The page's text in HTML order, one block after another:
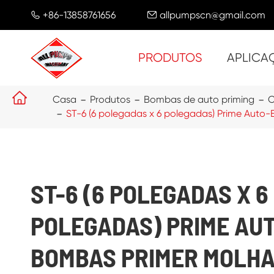
 +86-13858761656  allpumpscn@gmail.com
PRODUTOS
 Casa Produtos Bombas de auto priming
ST-6 (6 polegadas x 6 polegadas) Prime
ST-6 (6 POLEGADAS X 6
POLEGADAS) PRIME
BOMBAS PRIMER